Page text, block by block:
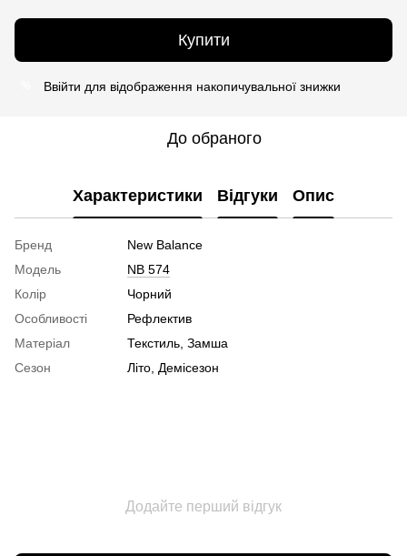
Купити
Ввійти для відображення накопичувальної знижки
До обраного
Характеристики Відгуки Опис
Бренд
New Balance
Модель
NB 574
Колір
Чорний
Особливості
Рефлектив
Матеріал
Текстиль, Замша
Сезон
Літо, Демісезон
Додайте перший відгук